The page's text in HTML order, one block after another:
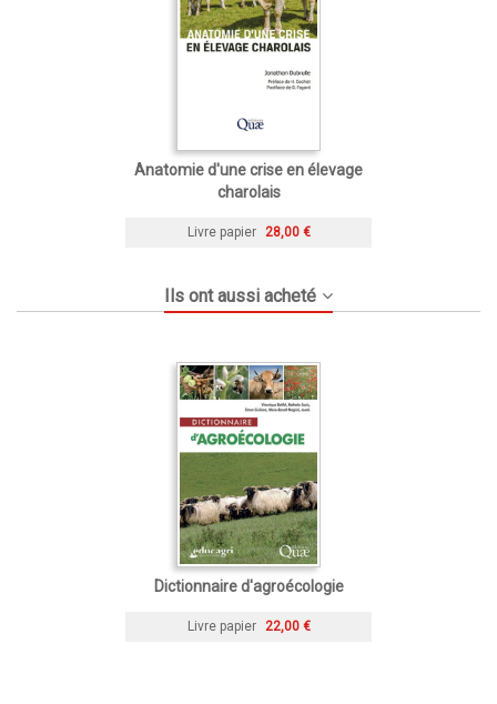
Anatomie d'une crise en élevage
charolais
Livre papier 28,00 €
Ils ont aussi acheté
Dictionnaire d'agroécologie
Livre papier 22,00 €